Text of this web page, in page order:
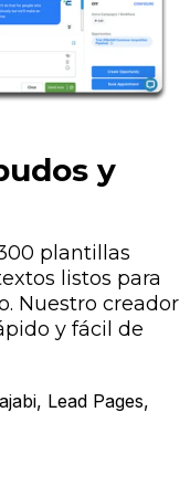
y
plantillas
listos para
Nuestro creador
y fácil de
Lead Pages,